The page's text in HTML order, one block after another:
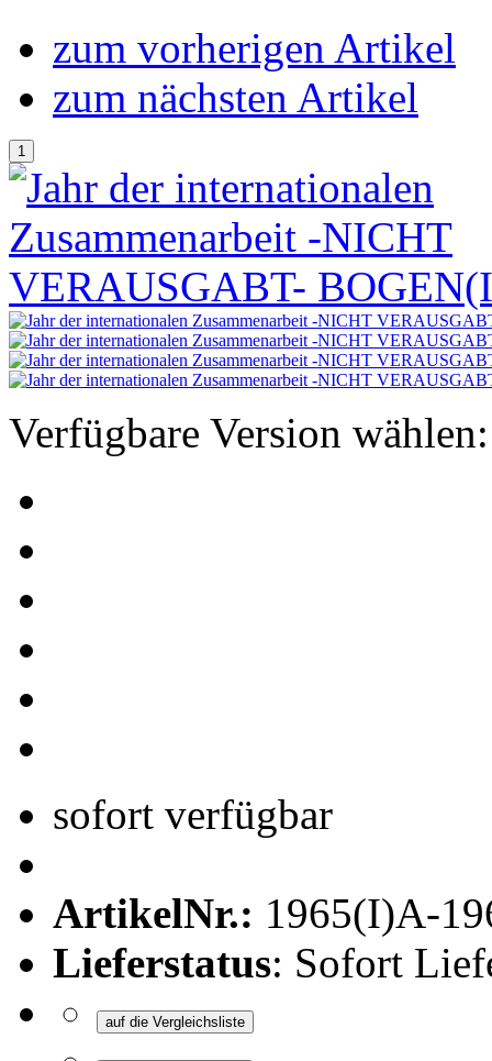
zum vorherigen Artikel
zum nächsten Artikel
Verfügbare Version wählen:
sofort verfügbar
ArtikelNr.: 1965(I)A-
Lieferstatus: Sofort
auf die Vergleichsliste